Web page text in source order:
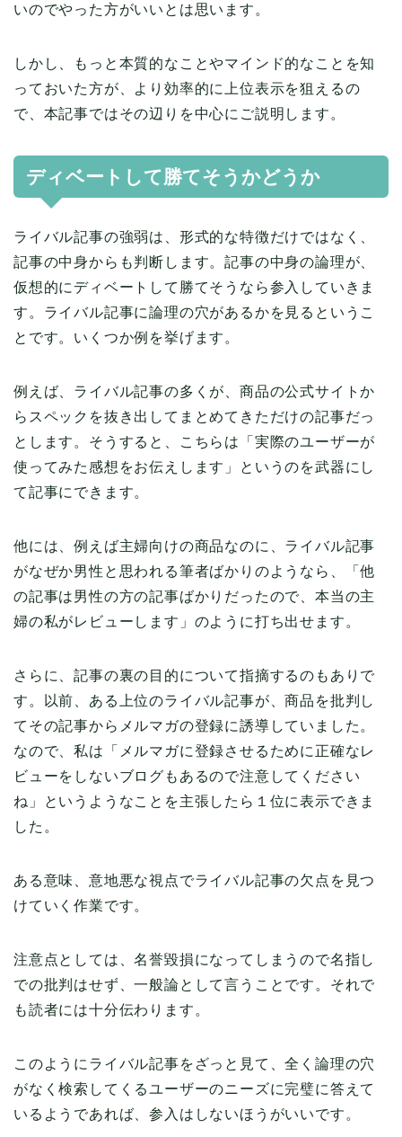
いのでやった方がいいとは思います。
しかし、もっと本質的なことやマインド的なことを知
っておいた方が、より効率的に上位表示を狙えるの
で、本記事ではその辺りを中心にご説明します。
ディベートして勝てそうかどうか
ライバル記事の強弱は、形式的な特徴だけではなく、
記事の中身からも判断します。記事の中身の論理が、
仮想的にディベートして勝てそうなら参入していきま
す。ライバル記事に論理の穴があるかを見るというこ
とです。いくつか例を挙げます。
例えば、ライバル記事の多くが、商品の公式サイトか
らスペックを抜き出してまとめてきただけの記事だっ
とします。そうすると、こちらは「実際のユーザーが
使ってみた感想をお伝えします」というのを武器にし
て記事にできます。
他には、例えば主婦向けの商品なのに、ライバル記事
がなぜか男性と思われる筆者ばかりのようなら、「他
の記事は男性の方の記事ばかりだったので、本当の主
婦の私がレビューします」のように打ち出せます。
さらに、記事の裏の目的について指摘するのもありで
す。以前、ある上位のライバル記事が、商品を批判し
てその記事からメルマガの登録に誘導していました。
なので、私は「メルマガに登録させるために正確なレ
ビューをしないブログもあるので注意してください
ね」というようなことを主張したら１位に表示できま
した。
ある意味、意地悪な視点でライバル記事の欠点を見つ
けていく作業です。
注意点としては、名誉毀損になってしまうので名指し
での批判はせず、一般論として言うことです。それで
も読者には十分伝わります。
このようにライバル記事をざっと見て、全く論理の穴
がなく検索してくるユーザーのニーズに完璧に答えて
いるようであれば、参入はしないほうがいいです。